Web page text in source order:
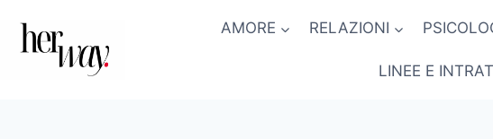
contenuto
AMORE RELAZIONI
LINEE E